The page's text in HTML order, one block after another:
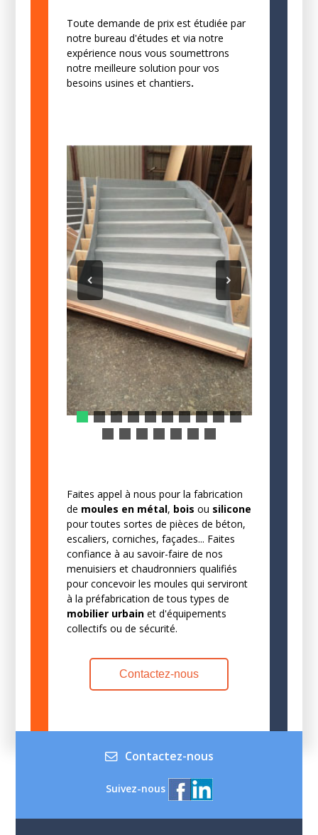
Toute demande de prix est étudiée par
notre bureau d'études et via notre
expérience nous vous soumettrons
notre meilleure solution pour vos
besoins usines et chantiers.
Faites appel à nous pour la fabrication
de moules en métal, bois ou silicone
pour toutes sortes de pièces de béton,
escaliers, corniches, façades... Faites
confiance à au savoir-faire de nos
menuisiers et chaudronniers qualifiés
pour concevoir les moules qui serviront
à la préfabrication de tous types de
mobilier urbainet d'équipements
collectifs ou de sécurité.
Contactez-nous
Contactez-nous
Suivez-nous